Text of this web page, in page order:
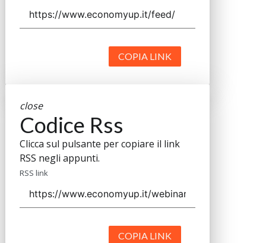
COPIA LINK
close
Codice Rss
Clicca sul pulsante per copiare il link
RSS negli appunti.
RSS link
COPIA LINK